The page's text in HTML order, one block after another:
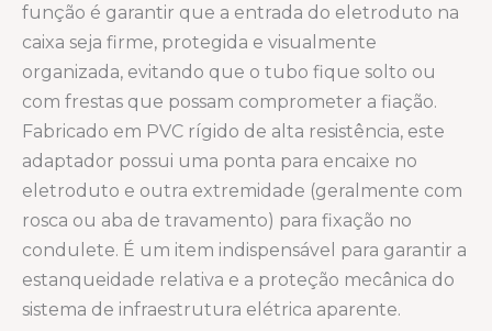
função é garantir que a entrada do eletroduto na
caixa seja firme, protegida e visualmente
organizada, evitando que o tubo fique solto ou
com frestas que possam comprometer a fiação.
Fabricado em PVC rígido de alta resistência, este
adaptador possui uma ponta para encaixe no
eletroduto e outra extremidade (geralmente com
rosca ou aba de travamento) para fixação no
condulete. É um item indispensável para garantir a
estanqueidade relativa e a proteção mecânica do
sistema de infraestrutura elétrica aparente.